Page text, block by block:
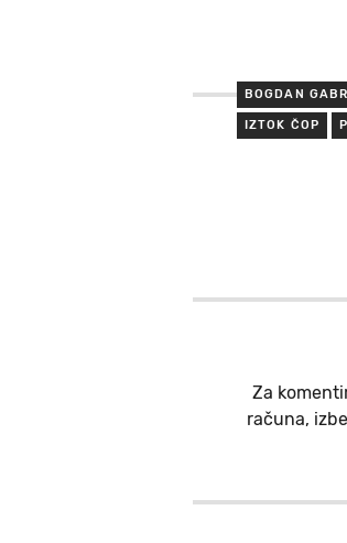
BOGDAN
IZTOK ČOP
Za
računa,